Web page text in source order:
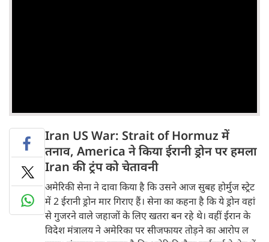
Iran US War: Strait of Hormuz में
तनाव, America ने किया ईरानी ड्रोन पर हमला
Iran की ट्रंप को चेतावनी
अमेरिकी सेना ने दावा किया है कि उसने आज सुबह होर्मुज स्ट्रेट
में 2 ईरानी ड्रोन मार गिराए हैं। सेना का कहना है कि ये ड्रोन वहां
से गुजरने वाले जहाजों के लिए खतरा बन रहे थे। वहीं ईरान के
विदेश मंत्रालय ने अमेरिका पर सीजफायर तोड़ने का आरोप ल